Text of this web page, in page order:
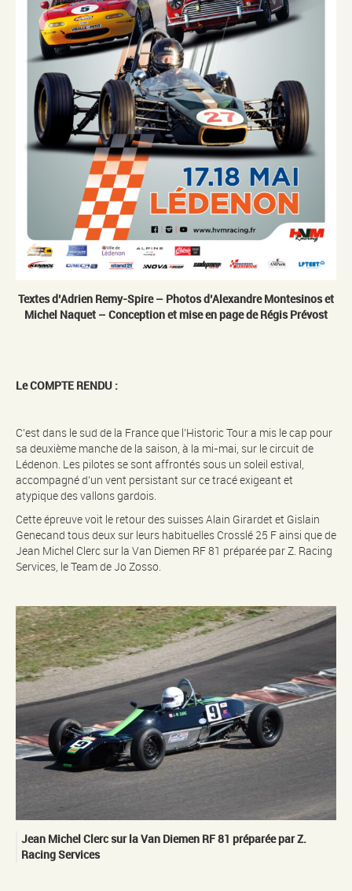
Textes d’Adrien Remy-Spire – Photos d’Alexandre Montesinos et
Michel Naquet – Conception et mise en page de Régis Prévost
Le COMPTE RENDU :
C’est dans le sud de la France que l’Historic Tour a mis le cap pour
sa deuxième manche de la saison, à la mi-mai, sur le circuit de
Lédenon. Les pilotes se sont affrontés sous un soleil estival,
accompagné d’un vent persistant sur ce tracé exigeant et
atypique des vallons gardois.
Cette épreuve voit le retour des suisses Alain Girardet et Gislain
Genecand tous deux sur leurs habituelles Crosslé 25 F ainsi que de
Jean Michel Clerc sur la Van Diemen RF 81 préparée par Z. Racing
Services, le Team de Jo Zosso.
Jean Michel Clerc sur la Van Diemen RF 81 préparée par Z.
Racing Services